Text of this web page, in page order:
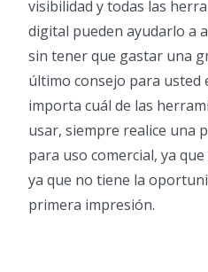
visibilidad y todas las
digital pueden ayudarlo a
sin tener que gastar una
último consejo para usted
importa cuál de las
usar, siempre realice una
para uso comercial, ya
ya que no tiene la
primera impresión.